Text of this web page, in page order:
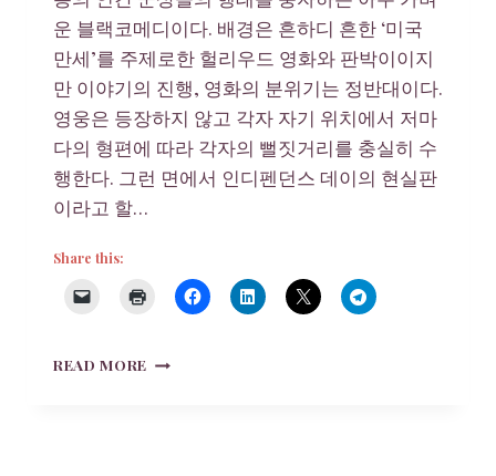
운 블랙코메디이다. 배경은 흔하디 흔한 ‘미국
만세’를 주제로한 헐리우드 영화와 판박이이지
만 이야기의 진행, 영화의 분위기는 정반대이다.
영웅은 등장하지 않고 각자 자기 위치에서 저마
다의 형편에 따라 각자의 뻘짓거리를 충실히 수
행한다. 그런 면에서 인디펜던스 데이의 현실판
이라고 할…
Share this:
READ MORE DON’T